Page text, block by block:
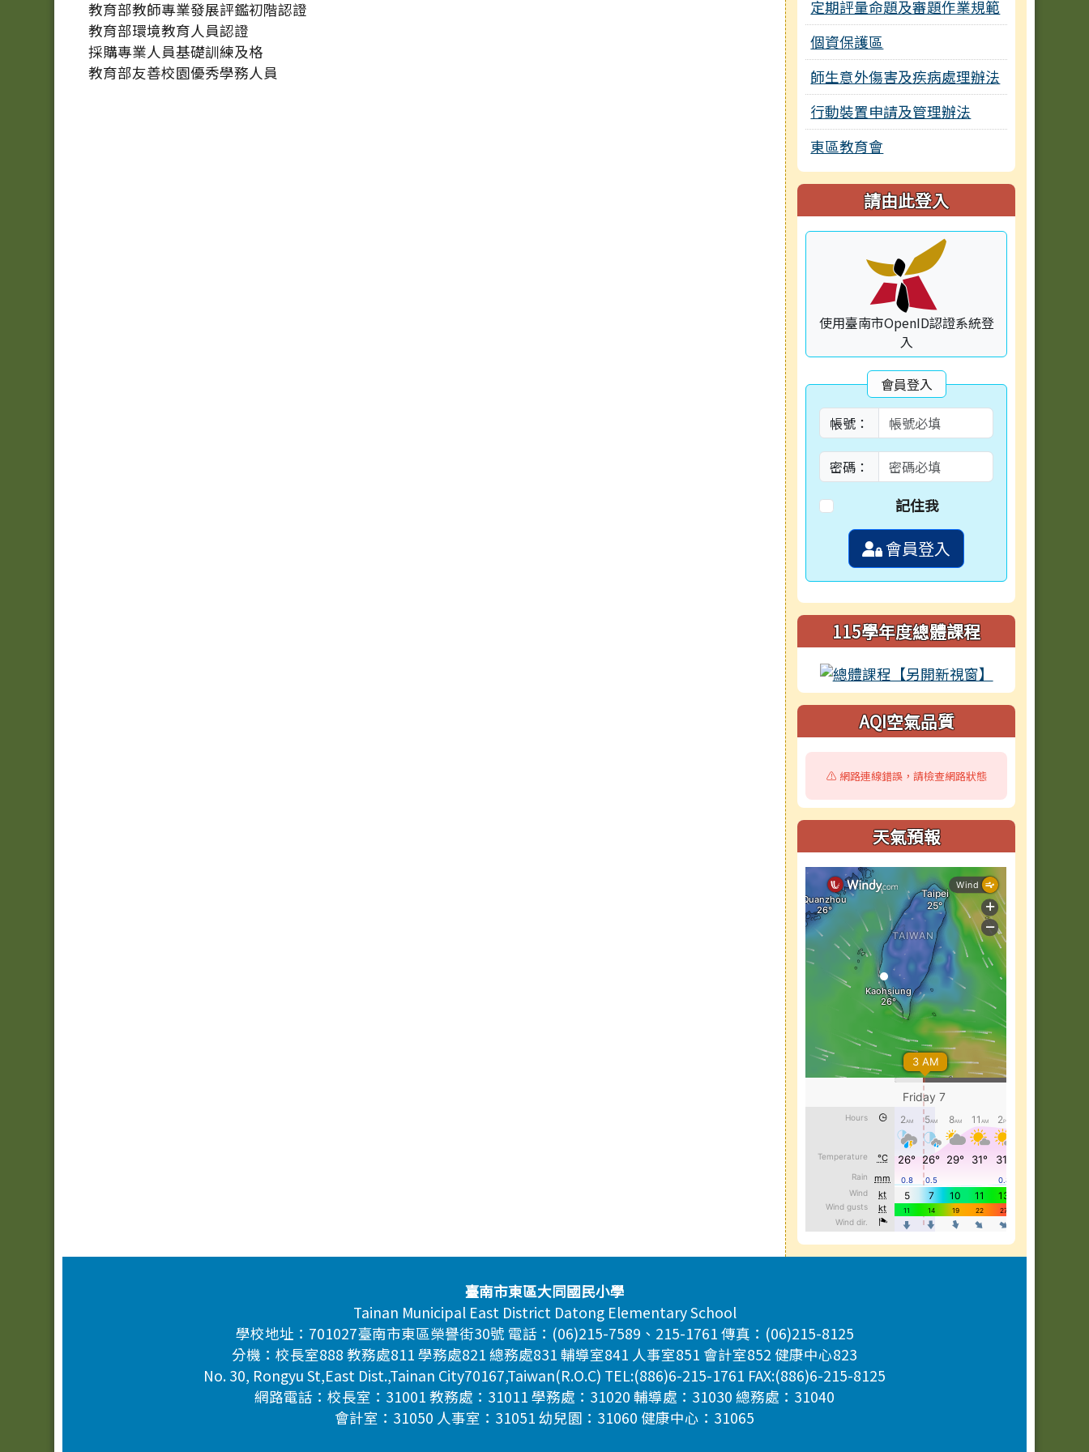
教育部教師專業發展評鑑初階認證
教育部環境教育人員認證
採購專業人員基礎訓練及格
教育部友善校園優秀學務人員
定期評量命題及審題作業規範
個資保護區
師生意外傷害及疾病處理辦法
行動裝置申請及管理辦法
東區教育會
請由此登入
使用臺南市OpenID認證系統登
入
會員登入
帳號：
密碼：
記住我
會員登入
115學年度總體課程
AQI空氣品質
⚠️ 網路連線錯誤，請檢查網路狀態
天氣預報
臺南市東區大同國民小學
Tainan Municipal East District Datong Elementary School
學校地址：701027臺南市東區榮譽街30號 電話：(06)215-7589、215-1761 傳真：(06)215-8125
分機：校長室888 教務處811 學務處821 總務處831 輔導室841 人事室851 會計室852 健康中心823
No. 30, Rongyu St,East Dist.,Tainan City70167,Taiwan(R.O.C) TEL:(886)6-215-1761 FAX:(886)6-215-8125
網路電話：校長室：31001 教務處：31011 學務處：31020 輔導處：31030 總務處：31040
會計室：31050 人事室：31051 幼兒園：31060 健康中心：31065